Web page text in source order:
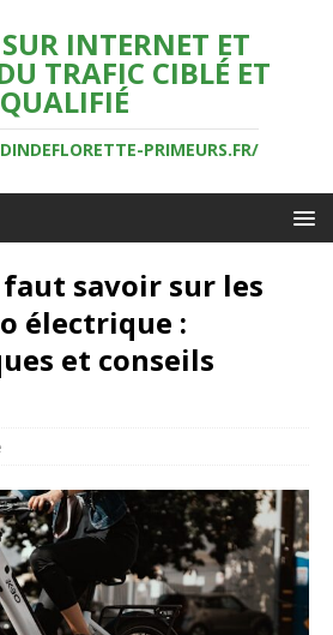
INTERNET ET
TRAFIC CIBLÉ ET
QUALIFIÉ
PRIMEURS.FR/
faut savoir sur les
électrique :
et conseils